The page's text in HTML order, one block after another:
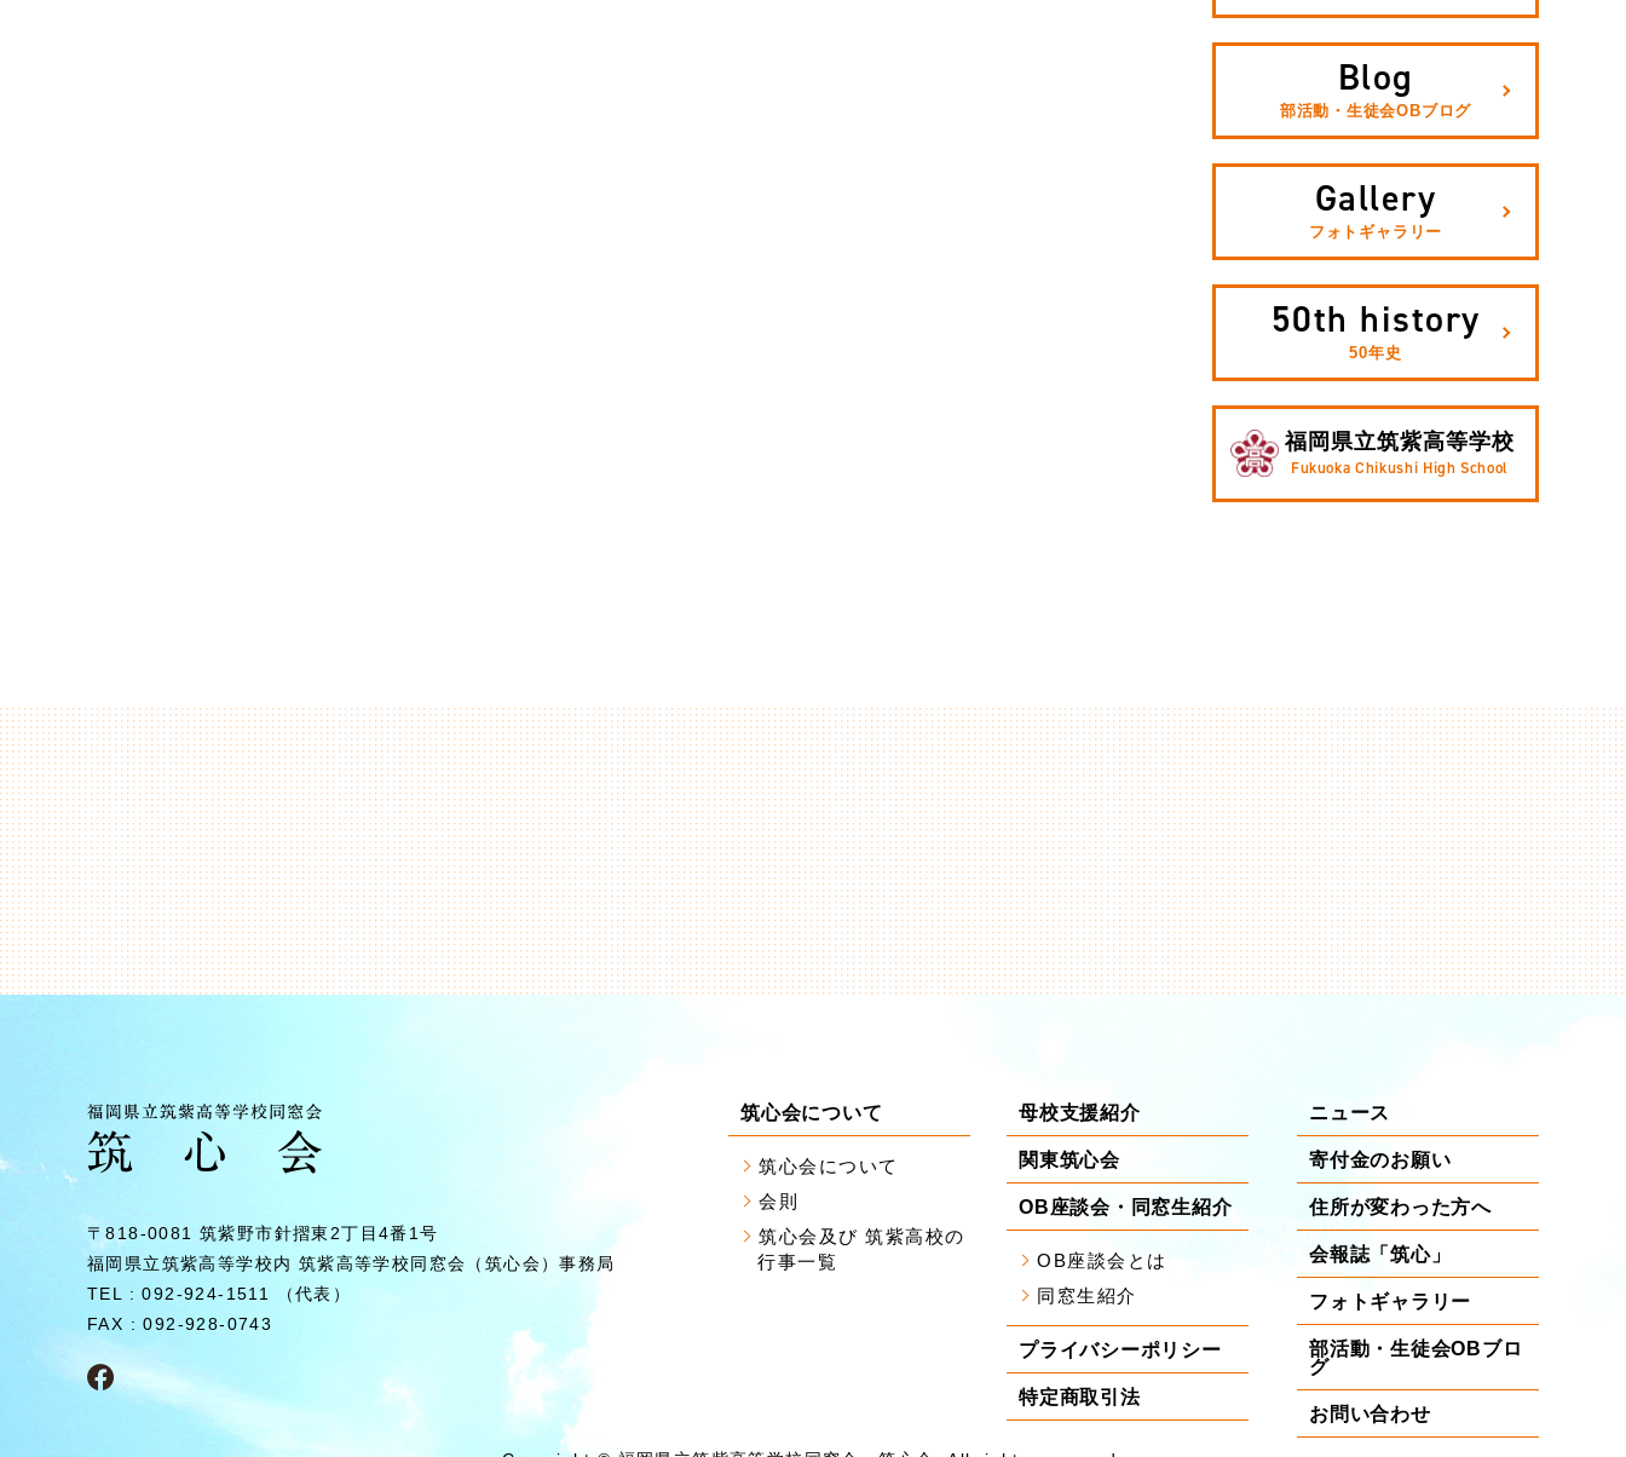
Blog
部活動・生徒会OBブログ
Gallery
フォトギャラリー
50th history
50年史
福岡県立筑紫高等学校
Fukuoka Chikushi High School
〒818-0081 筑紫野市針摺東2丁⽬4番1号
福岡県⽴筑紫⾼等学校内 筑紫⾼等学校同窓会（筑⼼会）事務局
TEL : 092-924-1511 （代表）
FAX : 092-928-0743
筑心会について
筑心会について
会則
筑心会及び 筑紫高校の
行事一覧
母校支援紹介
関東筑心会
OB座談会・同窓生紹介
OB座談会とは
同窓生紹介
プライバシーポリシー
特定商取引法
ニュース
寄付金のお願い
住所が変わった方へ
会報誌「筑心」
フォトギャラリー
部活動・生徒会OBブロ
グ
お問い合わせ